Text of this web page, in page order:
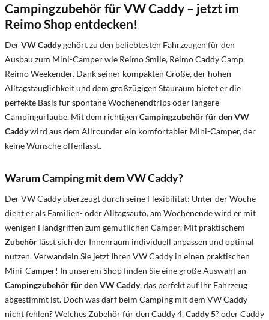
Campingzubehör für VW Caddy – jetzt im
Reimo Shop entdecken!
DerVW Caddygehört zu den beliebtesten Fahrzeugen für den
Ausbau zum Mini-Camper wie Reimo Smile, Reimo Caddy Camp,
Reimo Weekender. Dank seiner kompakten Größe, der hohen
Alltagstauglichkeit und dem großzügigen Stauraum bietet er die
perfekte Basis für spontane Wochenendtrips oder längere
Campingurlaube. Mit dem richtigen Campingzubehör für den VW
Caddywird aus dem Allrounder ein komfortabler Mini-Camper, der
keine Wünsche offenlässt.
Warum Camping mit dem VW Caddy?
Der VW Caddy überzeugt durch seine Flexibilität: Unter der Woche
dient er als Familien- oder Alltagsauto, am Wochenende wird er mit
wenigen Handgriffen zum gemütlichen Camper. Mit praktischem
Zubehör lässt sich der Innenraum individuell anpassen und optimal
nutzen. Verwandeln Sie jetzt Ihren VW Caddy in einen praktischen
Mini-Camper! In unserem Shop finden Sie eine große Auswahl an
Campingzubehör für den VW Caddy, das perfekt auf Ihr Fahrzeug
abgestimmt ist. Doch was darf beim Camping mit dem VW Caddy
nicht fehlen? Welches Zubehör für den Caddy 4,Caddy 5? oder Caddy